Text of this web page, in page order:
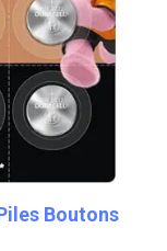
Boutons